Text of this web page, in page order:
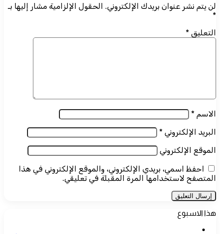
لن يتم نشر عنوان بريدك الإلكتروني. الحقول الإلزامية مشار إليها بـ
*
التعليق *
الاسم *
البريد الإلكتروني *
الموقع الإلكتروني
احفظ اسمي، بريدي الإلكتروني، والموقع الإلكتروني في هذا
المتصفح لاستخدامها المرة المقبلة في تعليقي.
هذا الاسبوع